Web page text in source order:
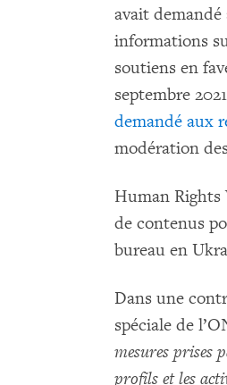
avait demandé
informations
soutiens en
septembre
demandé aux
modération
Human Rights
de contenus
bureau en
Dans une
spéciale de
mesures prises
profils et les